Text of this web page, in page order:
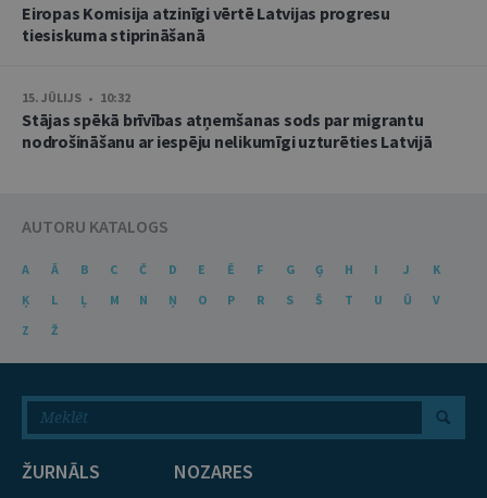
Eiropas Komisija atzinīgi vērtē Latvijas progresu
tiesiskuma stiprināšanā
15. JŪLIJS • 10:32
Stājas spēkā brīvības atņemšanas sods par migrantu
nodrošināšanu ar iespēju nelikumīgi uzturēties Latvijā
AUTORU KATALOGS
A Ā B C Č D E Ē F G Ģ H I J
K
Ķ
L Ļ M N Ņ O P R S Š T U Ū
V
Z
Ž
ŽURNĀLS
NOZARES